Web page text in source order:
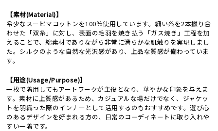
【素材(Material)】
希少なスーピマコットンを100％使用しています。細い糸を2本撚り合
わせた「双糸」に対し、表面の毛羽を焼き払う「ガス焼き」工程を加
えることで、綿素材でありながら非常に滑らかな肌触りを実現しまし
た。シルクのような自然な光沢感があり、上品な質感が備わっていま
す。
【用途(Usage/Purpose)】
一枚で着用してもアートワークが主役となり、華やかな印象を与えま
す。素材に上質感があるため、カジュアルな場だけでなく、ジャケッ
トを羽織った際のインナーとして活用するのもおすすめです。遊び心
のあるデザインを好まれる方の、日常のコーディネートに取り入れや
すい一着です。